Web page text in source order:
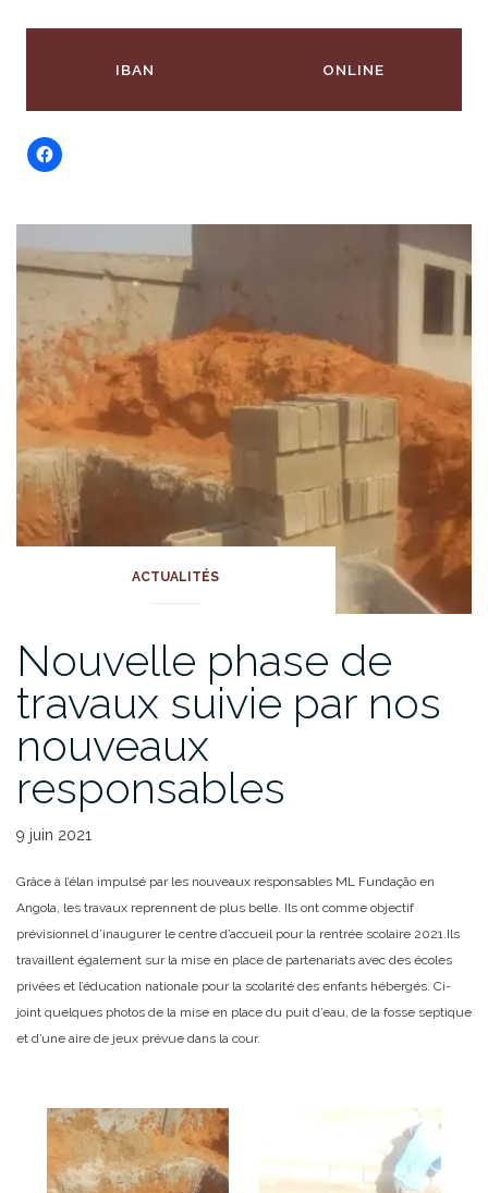
IBAN ONLINE
ACTUALITÉS
Nouvelle phase de
travaux suivie par nos
nouveaux
responsables
9 juin 2021
Grâce à l’élan impulsé par les nouveaux responsables ML Fundação en
Angola, les travaux reprennent de plus belle. Ils ont comme objectif
prévisionnel d’inaugurer le centre d’accueil pour la rentrée scolaire 2021.Ils
travaillent également sur la mise en place de partenariats avec des écoles
privées et l’éducation nationale pour la scolarité des enfants hébergés. Ci-
joint quelques photos de la mise en place du puit d’eau, de la fosse septique
et d’une aire de jeux prévue dans la cour.